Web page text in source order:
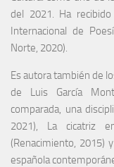
del 2021. Ha
Internacional de
Norte, 2020).
Es autora también de
de Luis García
comparada, una
2021), La cicatriz
(Renacimiento, 2015)
española